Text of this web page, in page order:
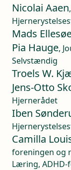
Nicolai Aaen
Mads
Pia Hauge,
Selvstændig
Troels W.
Jens-Otto
Hjernerådet
Iben
Camilla
foreningen og
Læring,